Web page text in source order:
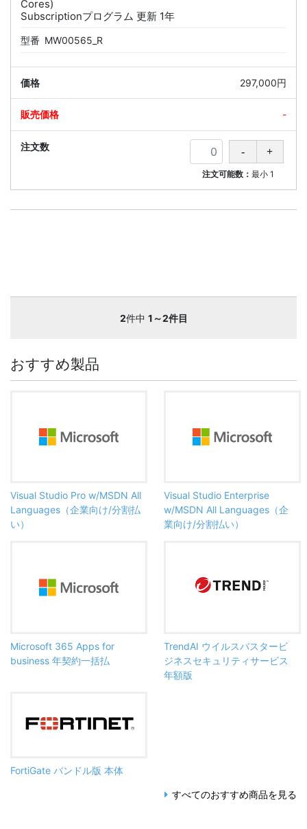
Cores)
Subscriptionプログラム 更新 1年
型番 MW00565_R
297,000円
-
注文可能数：最小 1
2件中 1～2件目
おすすめ製品
Visual Studio Pro w/MSDN All
Languages（企業向け/分割払
い）
Visual Studio Enterprise
w/MSDN All Languages（企
業向け/分割払い）
Microsoft 365 Apps for
business 年契約一括払
TrendAI ウイルスバスタービ
ジネスセキュリティサービス
年額版
FortiGate バンドル版 本体
すべてのおすすめ商品を見る